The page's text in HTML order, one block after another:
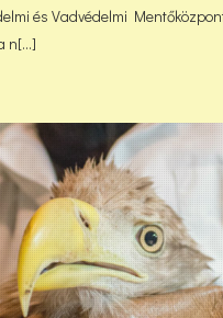
és Vadvédelmi
n[...]